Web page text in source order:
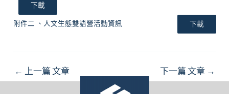
下載
附件二 、人文生態雙語營活動資訊 下載
Post
navigation
← 上一篇 文章 下一篇 文章 →